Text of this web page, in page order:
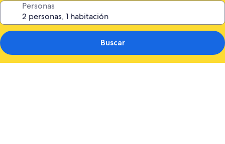
Personas
Buscar